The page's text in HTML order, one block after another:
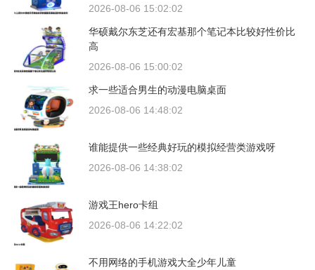
2026-08-06 15:02:02
华硕戴尔东芝还有宏基那个笔记本比较好性价比
高
2026-08-06 15:00:02
求一些适合男生的动漫电脑桌面
2026-08-06 14:48:02
谁能提供一些经典好玩的模拟经营类游戏呀
2026-08-06 14:38:02
游戏王hero卡组
2026-08-06 14:22:02
不用网络的手机游戏大全少年儿童